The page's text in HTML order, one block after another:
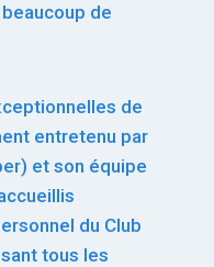
de
de
entretenu par
et son équipe
du Club
tous les